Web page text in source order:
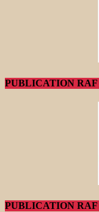
PUBLICATION
PUBLICATION